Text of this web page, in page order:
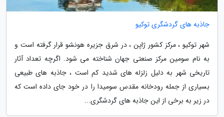
جاذبه های گردشگری توکیو
شهر توکیو ، مرکز کشور ژاپن ، در شرق جزیره هونشو قرار گرفته است و
به نام سومین مرکز صنعتی جهان شناخته می شود. اگرچه تعداد آثار
تاریخی شهر به دلیل زلزله های شدید کم است ، جاذبه های طبیعی
بسیاری از جمله رودخانه مقدس سومیدا را در خود جای داده است که
در زیر به برخی از این جاذبه های گردشگری...